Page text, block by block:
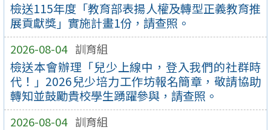
檢送115年度「教育部表揚人權及轉型正義教育推
展貢獻獎」實施計畫1份，請查照。
2026-08-04 訓育組
檢送本會辦理「兒少上線中，登入我們的社群時
代！」2026兒少培力工作坊報名簡章，敬請協助
轉知並鼓勵貴校學生踴躍參與，請查照。
2026-08-04 訓育組